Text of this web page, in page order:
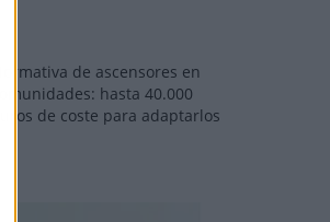
Normativa de ascensores en
comunidades: hasta 40.000
euros de coste para adaptarlos